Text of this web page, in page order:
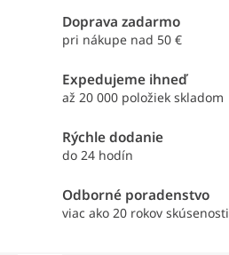
Doprava zadarmo
pri nákupe nad 50 €
Expedujeme ihneď
až 20 000 položiek skladom
Rýchle dodanie
do 24 hodín
Odborné poradenstvo
viac ako 20 rokov skúsenosti